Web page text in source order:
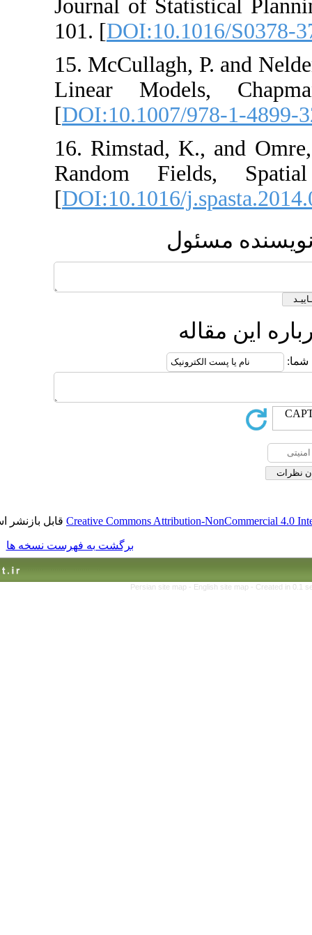
Journal of
101. [
15. McCullagh,
Linear
[DOI:10.1007/
16. Rimstad, K.,
Random
[DOI:10.1016/
Creative Commons Attribution-قابل بازنشر است.
برگشت به فهرست نسخه ها
Persian site map -